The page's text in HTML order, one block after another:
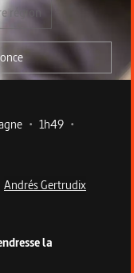
région
• 1h49 •
Andrés Gertrudix
la